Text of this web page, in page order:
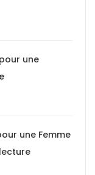
une
une Femme